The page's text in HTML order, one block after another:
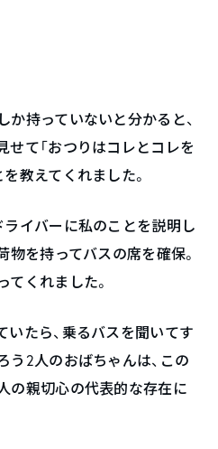
持っていないと分かると、
せて「おつりはコレとコレを
教えてくれました。
ライバーに私のことを説明し
物を持ってバスの席を確保。
くれました。
たら、乗るバスを聞いてす
う2人のおばちゃんは、この
の親切心の代表的な存在に